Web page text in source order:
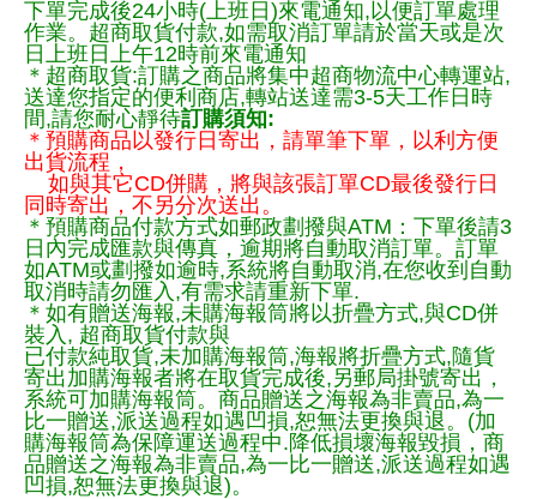
下單完成後24小時(上班日)來電通知,以便訂單處理
作業。超商取貨付款,如需取消訂單請於當天或是次
日上班日上午12時前來電通知
＊超商取貨:訂購之商品將集中超商物流中心轉運站,
送達您指定的便利商店,轉站送達需3-5天工作日時
間,請您耐心靜待訂購須知:
＊預購商品以發行日寄出，請單筆下單，以利方便
出貨流程，
如與其它CD併購，將與該張訂單CD最後發行日
同時寄出，不另分次送出。
＊預購商品付款方式如郵政劃撥與ATM：下單後請3
日內完成匯款與傳真，逾期將自動取消訂單。訂單
如ATM或劃撥如逾時,系統將自動取消,在您收到自動
取消時請勿匯入,有需求請重新下單.
＊如有贈送海報,未購海報筒將以折疊方式,與CD併
裝入, 超商取貨付款與
已付款純取貨,未加購海報筒,海報將折疊方式,隨貨
寄出加購海報者將在取貨完成後,另郵局掛號寄出，
系統可加購海報筒。商品贈送之海報為非賣品,為一
比一贈送,派送過程如遇凹損,恕無法更換與退。(加
購海報筒為保障運送過程中.降低損壞海報毀損，商
品贈送之海報為非賣品,為一比一贈送,派送過程如遇
凹損,恕無法更換與退)。